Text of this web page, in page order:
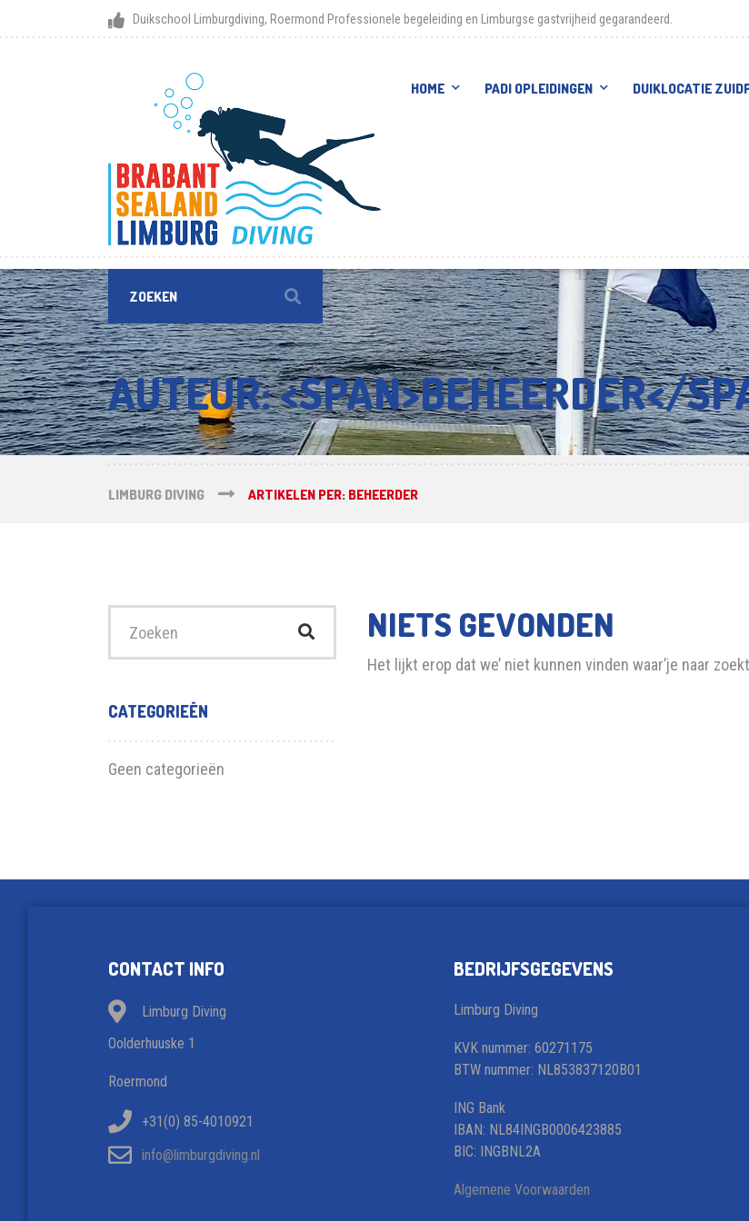
Duikschool Limburgdiving, Roermond Professionele begeleiding en Limburgse gastvrijheid gegarandeerd.
HOME PADI OPLEIDINGEN DUIKLOCATIE
AUTEUR: <SPAN>BEHEERDER</
LIMBURG DIVING ARTIKELEN PER: BEHEERDER
NIETS GEVONDEN
Het lijkt erop dat we’ niet kunnen vinden waar’je naar
naar:
CATEGORIEËN
Geen categorieën
CONTACT INFO
Limburg Diving
Oolderhuuske 1
Roermond
+31(0) 85-4010921
info@limburgdiving.nl
BEDRIJFSGEGEVENS
Limburg Diving
KVK nummer: 60271175
BTW nummer: NL853837120B01
ING Bank
IBAN: NL84INGB0006423885
BIC: INGBNL2A
Algemene Voorwaarden